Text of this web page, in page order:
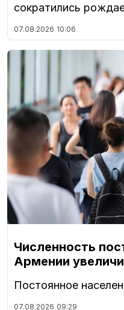
сократились
07.08.2026 10:06
Численность
Армении
Постоянное
07.08.2026 09:29